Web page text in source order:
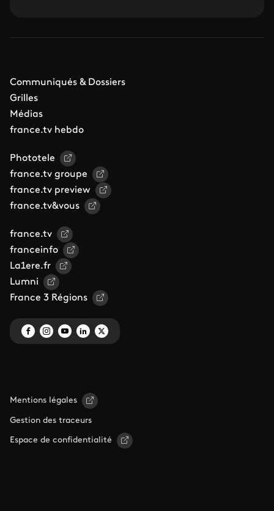
Communiqués & Dossiers
Grilles
Médias
france.tv hebdo
Phototele
france.tv groupe
france.tv preview
france.tv&vous
france.tv
franceinfo
La1ere.fr
Lumni
France 3 Régions
Mentions légales
Gestion des traceurs
Espace de confidentialité